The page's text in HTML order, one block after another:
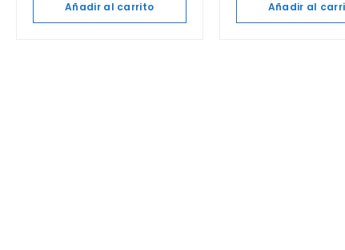
Añadir al carrito Añadir al